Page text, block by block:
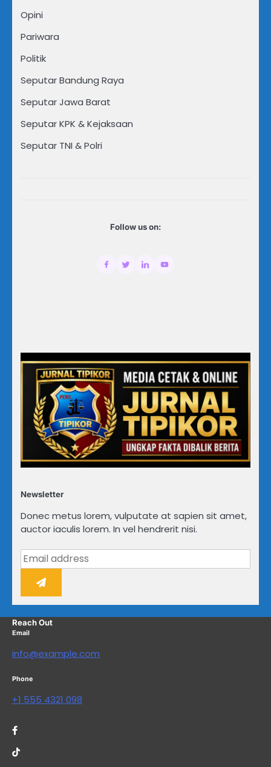
Opini
Pariwara
Politik
Seputar Bandung Raya
Seputar Jawa Barat
Seputar KPK & Kejaksaan
Seputar TNI & Polri
Follow us on:
Newsletter
Donec metus lorem, vulputate at sapien sit amet,
auctor iaculis lorem. In vel hendrerit nisi.
Reach Out
Email
info@example.com
Phone
+1 555 4321 098